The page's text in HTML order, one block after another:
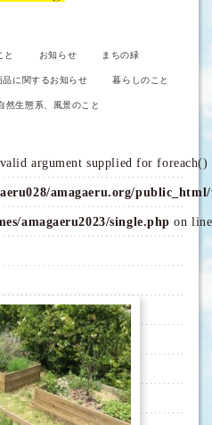
と お知らせ まちの緑
品に関するお知らせ 暮らしのこと
然生態系、風景のこと
argument supplied for foreach()
amagaeru.org/
amagaeru2023/single.php on